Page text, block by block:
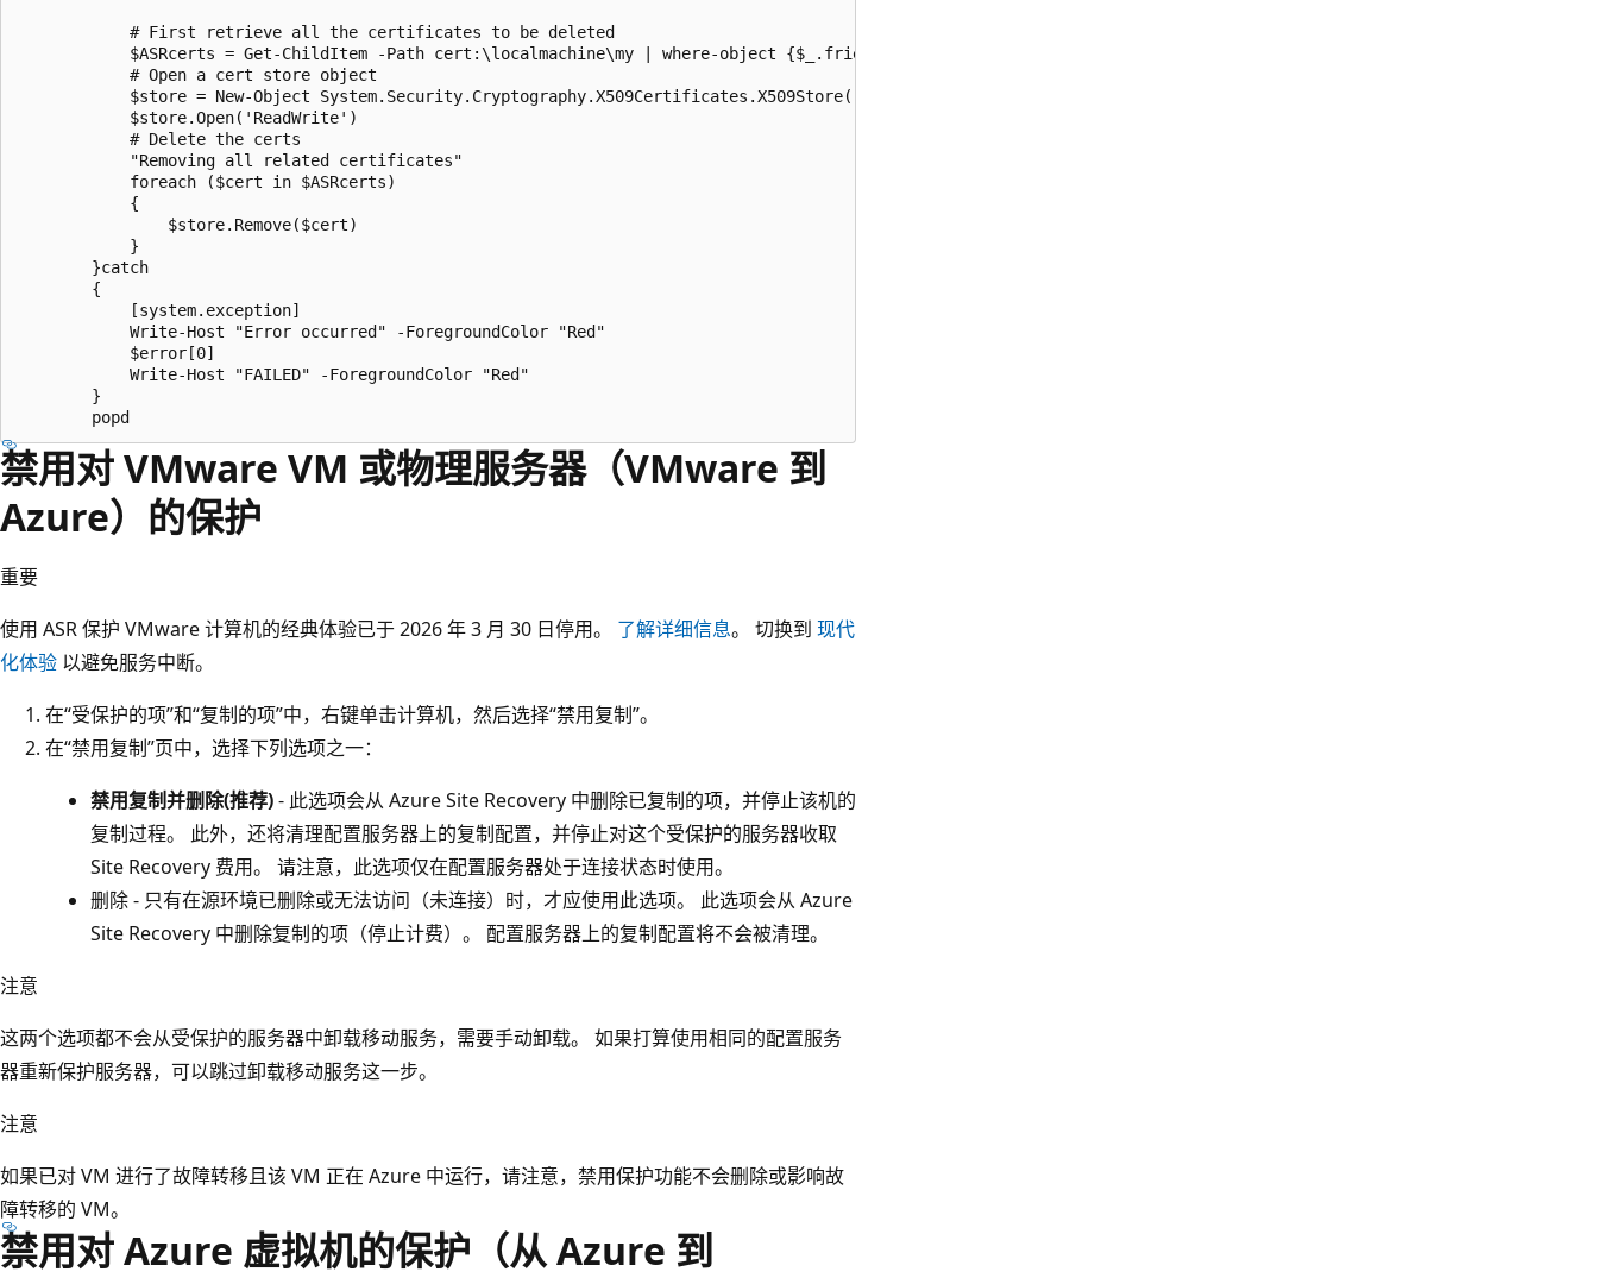
            # First retrieve all the certificates to be deleted
$ASRcerts = Get-ChildItem -Path cert:\localmachine\my | where-object {$_.friendlyname.startswith('ASR_SRSAUTH_CERT_KEY_CONTAINER') -or
            # Open a cert store object
            $store = New-Object System.Security.Cryptography.X509Certificates.X509Store("My","LocalMachine")
            $store.Open('ReadWrite')
            # Delete the certs
            "Removing all related certificates"
            foreach ($cert in $ASRcerts)
            {
                $store.Remove($cert)
            }
        }catch
        {
            [system.exception]
            Write-Host "Error occurred" -ForegroundColor "Red"
            $error[0]
            Write-Host "FAILED" -ForegroundColor "Red"
        }
禁用对 VMware VM 或物理服务器（VMware 到
Azure）的保护
重要
使用 ASR 保护 VMware 计算机的经典体验已于 2026 年 3 月 30 日停用。 了解详细信息。 切换到 现代
化体验 以避免服务中断。
在“受保护的项”和“复制的项”中，右键单击计算机，然后选择“禁用复制”。
在“禁用复制”页中，选择下列选项之一：
禁用复制并删除(推荐)- 此选项会从 Azure Site Recovery 中删除已复制的项，并停止该机的
复制过程。 此外，还将清理配置服务器上的复制配置，并停止对这个受保护的服务器收取
Site Recovery 费用。 请注意，此选项仅在配置服务器处于连接状态时使用。
删除 - 只有在源环境已删除或无法访问（未连接）时，才应使用此选项。 此选项会从 Azure
Site Recovery 中删除复制的项（停止计费）。 配置服务器上的复制配置将不会被清理。
注意
这两个选项都不会从受保护的服务器中卸载移动服务，需要手动卸载。 如果打算使用相同的配置服务
器重新保护服务器，可以跳过卸载移动服务这一步。
注意
如果已对 VM 进行了故障转移且该 VM 正在 Azure 中运行，请注意，禁用保护功能不会删除或影响故
障转移的 VM。
禁用对 Azure 虚拟机的保护（从 Azure 到